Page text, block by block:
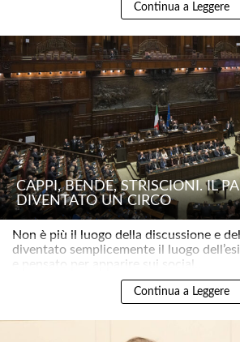
Continua a Leggere
CAPPI, BENDE, STRISCIONI. IL
DIVENTATO UN CIRCO
Non è più il luogo della discussione e
diventato semplicemente il luogo
e pensato per apparire sui social..
Continua a Leggere